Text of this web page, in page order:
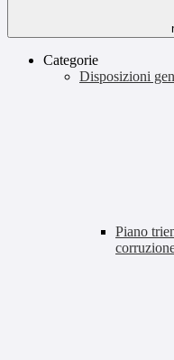
Categorie
Disposizioni
Piano